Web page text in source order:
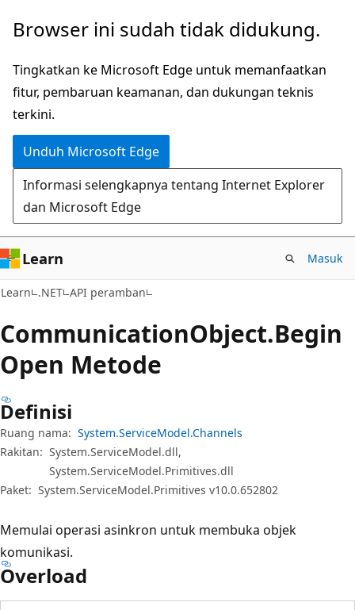
Lompati
konten
utama
Lewati
navigasi
dalam
halaman
Browser ini sudah tidak didukung.
Tingkatkan ke Microsoft Edge untuk memanfaatkan
fitur, pembaruan keamanan, dan dukungan teknis
terkini.
Unduh Microsoft Edge
Informasi selengkapnya tentang Internet Explorer
dan Microsoft Edge
Learn Masuk
Learn .NET API peramban
CommunicationObject.Begin
Open Metode
Definisi
Ruang nama: System.ServiceModel.Channels
Rakitan: System.ServiceModel.dll,
System.ServiceModel.Primitives.dll
Paket: System.ServiceModel.Primitives v10.0.652802
Memulai operasi asinkron untuk membuka objek
komunikasi.
Overload